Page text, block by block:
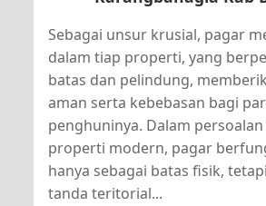
Sebagai unsur krusial, pagar
dalam tiap properti, yang
batas dan pelindung,
aman serta kebebasan bagi
penghuninya. Dalam
properti modern, pagar
hanya sebagai batas fisik,
tanda teritorial...